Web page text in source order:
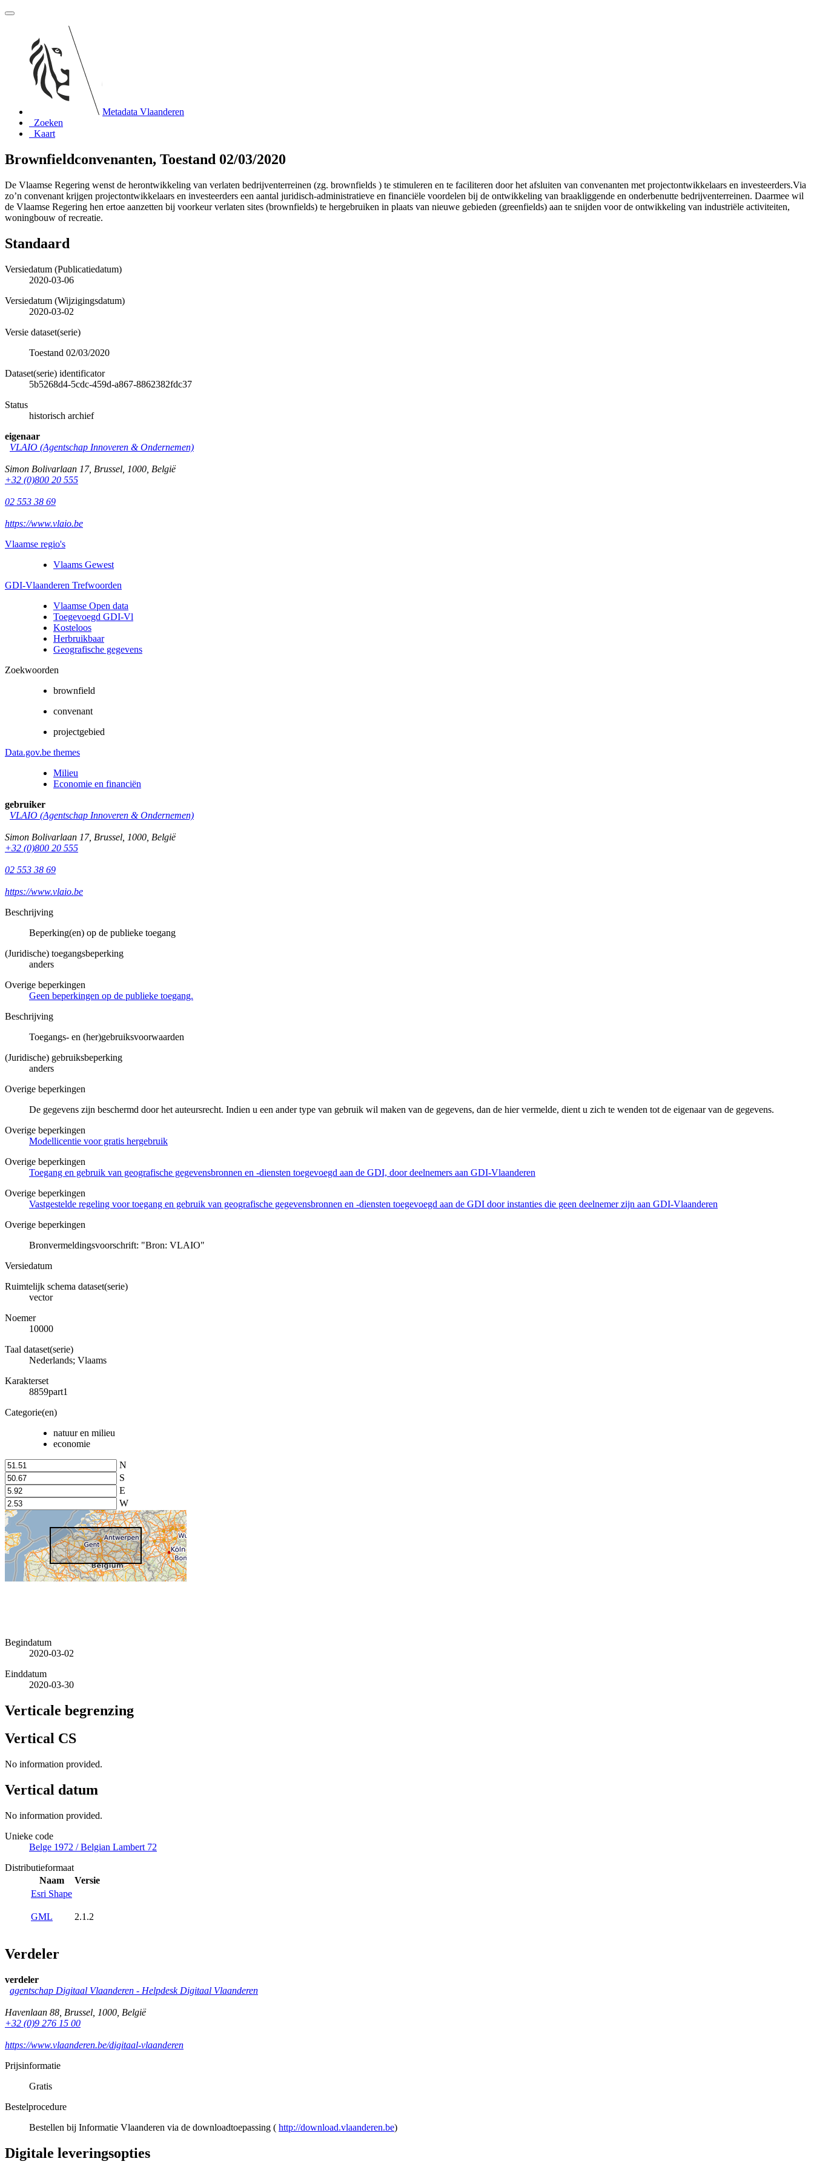
Metadata Vlaanderen
Zoeken
Kaart
Brownfieldconvenanten, Toestand 02/03/2020
De Vlaamse Regering wenst de herontwikkeling van verlaten bedrijventerreinen (zg. brownfields ) te stimuleren en te faciliteren door het afsluiten van convenanten met projectontwikkelaars en investeerders.Via
zo’n convenant krijgen projectontwikkelaars en investeerders een aantal juridisch-administratieve en financiële voordelen bij de ontwikkeling van braakliggende en onderbenutte bedrijventerreinen. Daarmee wil
de Vlaamse Regering hen ertoe aanzetten bij voorkeur verlaten sites (brownfields) te hergebruiken in plaats van nieuwe gebieden (greenfields) aan te snijden voor de ontwikkeling van industriële activiteiten,
woningbouw of recreatie.
Standaard
Versiedatum (Publicatiedatum)
2020-03-06
Versiedatum (Wijzigingsdatum)
2020-03-02
Versie dataset(serie)
Toestand 02/03/2020
Dataset(serie) identificator
5b5268d4-5cdc-459d-a867-8862382fdc37
Status
historisch archief
eigenaar
VLAIO (Agentschap Innoveren & Ondernemen)
Simon Bolivarlaan 17, Brussel 1000 België
+32 (0)800 20 555
02 553 38 69
https://www.vlaio.be
Vlaamse regio's
Vlaams Gewest
GDI-Vlaanderen Trefwoorden
Vlaamse Open data
Toegevoegd GDI-Vl
Kosteloos
Herbruikbaar
Geografische gegevens
Zoekwoorden
brownfield
convenant
projectgebied
Data.gov.be themes
Milieu
Economie en financiën
gebruiker
VLAIO (Agentschap Innoveren & Ondernemen)
Simon Bolivarlaan 17, Brussel 1000 België
+32 (0)800 20 555
02 553 38 69
https://www.vlaio.be
Beschrijving
Beperking(en) op de publieke toegang
(Juridische) toegangsbeperking
anders
Overige beperkingen
Geen beperkingen op de publieke toegang.
Beschrijving
Toegangs- en (her)gebruiksvoorwaarden
(Juridische) gebruiksbeperking
anders
Overige beperkingen
De gegevens zijn beschermd door het auteursrecht. Indien u een ander type van gebruik wil maken van de gegevens, dan de hier vermelde, dient u zich te wenden tot de eigenaar van de gegevens.
Overige beperkingen
Modellicentie voor gratis hergebruik
Overige beperkingen
Toegang en gebruik van geografische gegevensbronnen en -diensten toegevoegd aan de GDI, door deelnemers aan GDI-Vlaanderen
Overige beperkingen
Vastgestelde regeling voor toegang en gebruik van geografische gegevensbronnen en -diensten toegevoegd aan de GDI door instanties die geen deelnemer zijn aan GDI-Vlaanderen
Overige beperkingen
Bronvermeldingsvoorschrift: "Bron: VLAIO"
Versiedatum
Ruimtelijk schema dataset(serie)
vector
Noemer
10000
Taal dataset(serie)
Nederlands; Vlaams
Karakterset
8859part1
Categorie(en)
natuur en milieu
economie
N
S
E
W
Begindatum
2020-03-02
Einddatum
2020-03-30
Verticale begrenzing
Vertical CS
No information provided.
Vertical datum
No information provided.
Unieke code
Belge 1972 / Belgian Lambert 72
Distributieformaat
Naam
Versie
Esri Shape
GML 2.1.2
Verdeler
verdeler
agentschap Digitaal Vlaanderen - Helpdesk Digitaal Vlaanderen
Havenlaan 88 Brussel 1000 België
+32 (0)9 276 15 00
https://www.vlaanderen.be/digitaal-vlaanderen
Prijsinformatie
Gratis
Bestelprocedure
Bestellen bij Informatie Vlaanderen via de downloadtoepassing ( http://download.vlaanderen.be)
Digitale leveringsopties